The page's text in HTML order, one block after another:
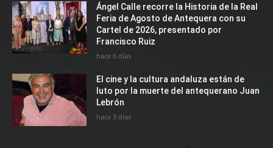
Ángel Calle recorre la Historia de la Real
Feria de Agosto de Antequera con su
Cartel de 2026, presentado por
Francisco Ruiz
hace 6 días
El cine y la cultura andaluza están de
luto por la muerte del antequerano Juan
Lebrón
hace 3 días